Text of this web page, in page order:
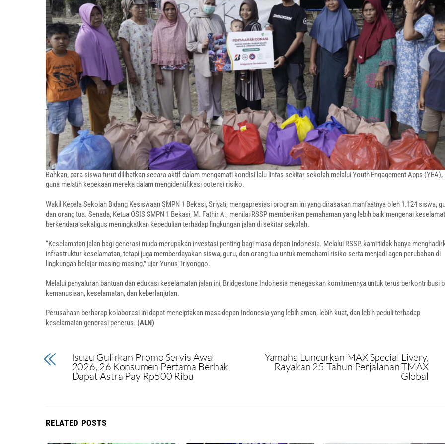
Bahkan, para siswa turut dilibatkan secara aktif dalam mengamati kondisi lalu lintas sekitar sekolah melalui Youth Engagement Apps (YEA),
guna melatih kepekaan mereka dalam mengidentifikasi potensi risiko.
Wakil Kepala Sekolah Bidang Kesiswaan SMPN 1 Bekasi, Sriyati, mengapresiasi program ini yang dirasakan manfaatnya oleh 1.124 siswa,
dan orang tua. Senada, Ketua OSIS SMPN 1 Bekasi, M. Fathir A., menilai RSSP memberikan pemahaman yang lebih baik mengenai
berkendara sekaligus meningkatkan kepedulian terhadap lingkungan jalan di sekitar sekolah.
“Keselamatan jalan bagi generasi muda merupakan investasi penting bagi masa depan Indonesia. Melalui RSSP, kami tidak hanya
infrastruktur keselamatan, tetapi juga memberdayakan siswa, guru, dan orang tua untuk memahami risiko serta menjadi agen perubahan di
lingkungan belajar masing-masing,” ujar Yunus Triyonggo.
Melalui penyaluran bantuan dan edukasi keselamatan jalan ini, Bridgestone Indonesia menegaskan komitmennya untuk terus berkontribusi
kemanusiaan, keselamatan, dan keberlanjutan.
Perusahaan berharap kolaborasi ini dapat menciptakan masa depan Indonesia yang lebih aman, lebih kuat, dan lebih peduli terhadap
keselamatan generasi penerus. (ALN)
Isuzu Gulirkan Promo Servis Awal
2026, 26 Konsumen Pertama Berhak
Dapat Astra Pay Rp500 Ribu
Yamaha Luncurkan MAX Special Livery,
Rayakan 25 Tahun Perjalanan TMAX
Global
RELATED POSTS